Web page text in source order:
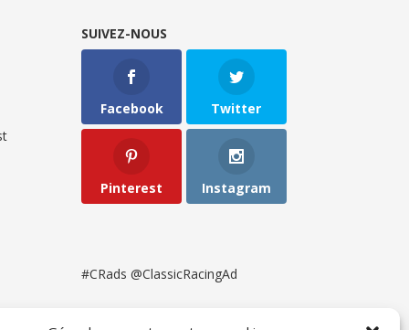
SUIVEZ-NOUS
Facebook Twitter
Pinterest Instagram
#CRads @ClassicRacingAd